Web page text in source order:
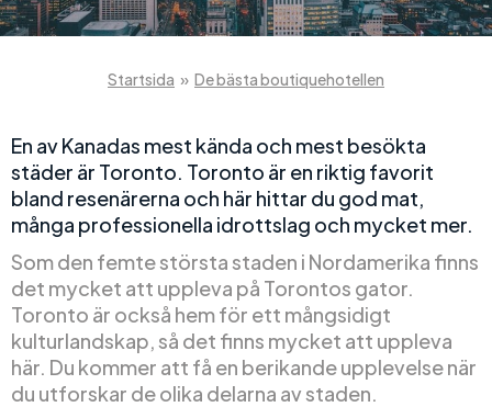
Startsida » De bästa boutiquehotellen
En av Kanadas mest kända och mest besökta
städer är Toronto. Toronto är en riktig favorit
bland resenärerna och här hittar du god mat,
många professionella idrottslag och mycket mer.
Som den femte största staden i Nordamerika finns
det mycket att uppleva på Torontos gator.
Toronto är också hem för ett mångsidigt
kulturlandskap, så det finns mycket att uppleva
här. Du kommer att få en berikande upplevelse när
du utforskar de olika delarna av staden.